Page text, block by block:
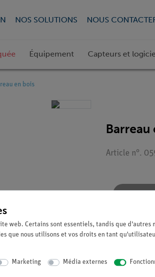
NOS SOLUTIONS NOUS
Équipement Capteurs et
en bois
Barreau
Article n°.
web. Certains sont essentiels, tandis que
que nous utilisons et vos droits en tant
Marketing Média externes